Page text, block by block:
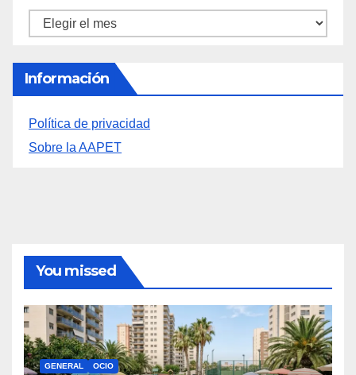
Archivos
Información
Política de privacidad
Sobre la AAPET
You missed
GENERAL OCIO